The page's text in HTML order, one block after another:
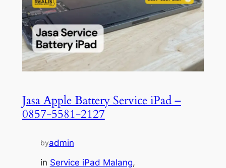
Jasa Apple Battery Service iPad –
0857-5581-2127
byadmin
in Service iPad Malang